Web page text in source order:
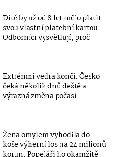
Dítě by už od 8 let mělo platit
svou vlastní platební kartou.
Odborníci vysvětlují, proč
Extrémní vedra končí. Česko
čeká několik dnů deště a
výrazná změna počasí
Žena omylem vyhodila do
koše výherní los na 24 milionů